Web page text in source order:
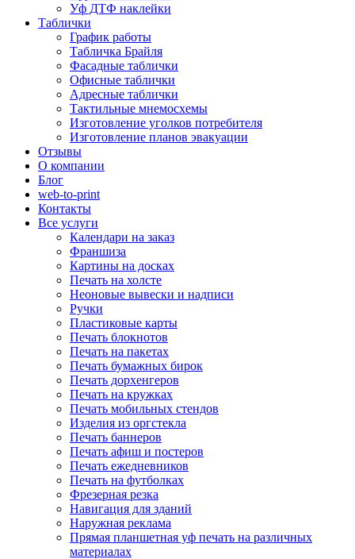
Уф ДТФ наклейки
Таблички
График работы
Табличка Брайля
Фасадные таблички
Офисные таблички
Адресные таблички
Тактильные мнемосхемы
Изготовление уголков потребителя
Изготовление планов эвакуации
Отзывы
О компании
Блог
web-to-print
Контакты
Все услуги
Календари на заказ
Франшиза
Картины на досках
Печать на холсте
Неоновые вывески и надписи
Ручки
Пластиковые карты
Печать блокнотов
Печать на пакетах
Печать бумажных бирок
Печать дорхенгеров
Печать на кружках
Печать мобильных стендов
Изделия из оргстекла
Печать баннеров
Печать афиш и постеров
Печать ежедневников
Печать на футболках
Фрезерная резка
Навигация для зданий
Наружная реклама
Прямая планшетная уф печать на различных
материалах